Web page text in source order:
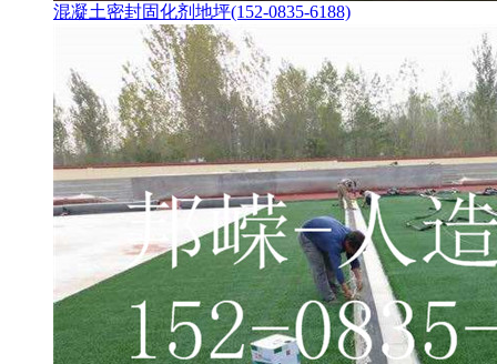
混凝土密封固化剂地坪(152-0835-6188)